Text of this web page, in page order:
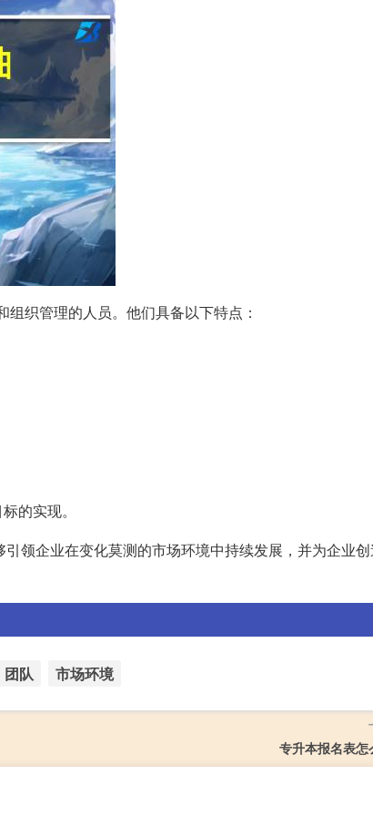
织管理的人员。他们具备以下特点：
的实现。
领企业在变化莫测的市场环境中持续发展，并为企业
团队 市场环境
专升本报名表怎